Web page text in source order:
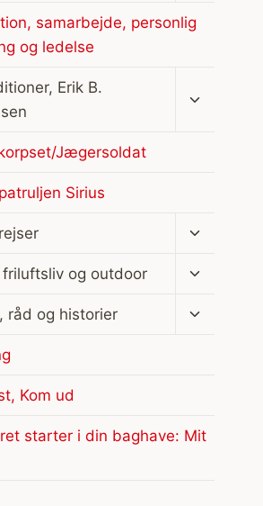
samarbejde, personlig
og ledelse
Erik B.
Jægersoldat
Sirius
Skift
friluftsliv og outdoor
Skift
råd og historier
Skift
Kom ud
starter i din baghave: Mit